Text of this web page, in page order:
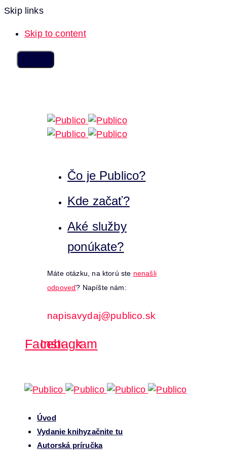
Skip links
Skip to content
Čo je Publico?
Kde začať?
Aké služby
ponúkate?
Máte otázku, na ktorú ste nenašli
odpoveď? Napíšte nám:
napisavydaj@publico.sk
Facebook
Instagram
Úvod
Vydanie knihyzačnite tu
Autorská príručka